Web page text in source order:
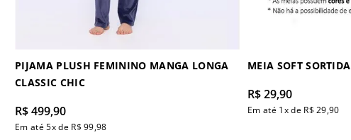
PIJAMA PLUSH FEMININO MANGA LONGA
CLASSIC CHIC
R$499,90
Em até5x de R$ 99,98
MEIA SOFT SORTIDA
R$29,90
Em até 1x de R$ 29,90